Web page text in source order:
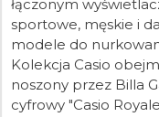
łączonym
sportowe, męskie i
modele do
Kolekcja Casio
noszony przez Billa
cyfrowy "Casio